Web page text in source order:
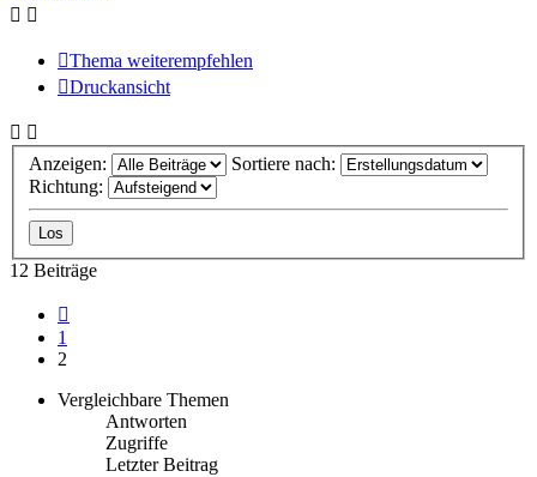
Thema weiterempfehlen
Druckansicht
Anzeigen:
Sortiere nach:
Richtung:
12 Beiträge
1
2
Vergleichbare Themen
Antworten
Zugriffe
Letzter Beitrag